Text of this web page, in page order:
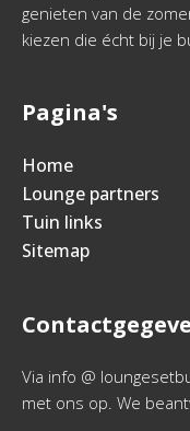
genieten van de
kiezen die écht bij je
Pagina's
Home
Lounge partners
Tuin links
Sitemap
Via info @
met ons op. We